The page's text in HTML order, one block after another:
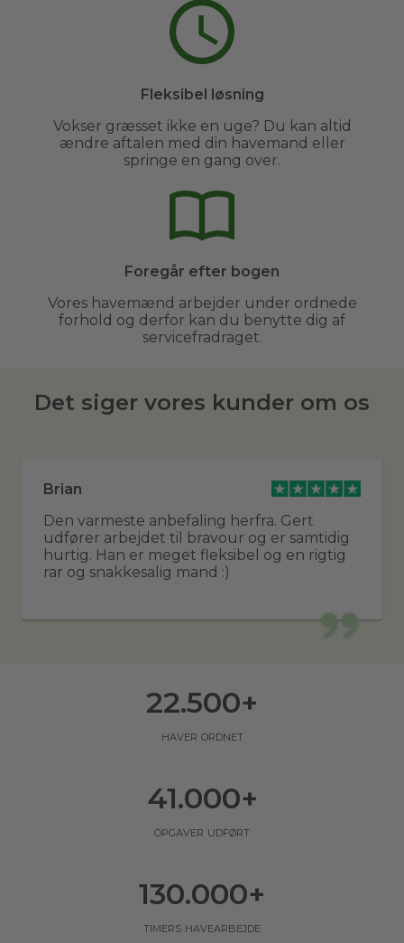
Fleksibel løsning
Vokser græsset ikke en uge? Du kan altid
ændre aftalen med din havemand eller
springe en gang over.
Foregår efter bogen
Vores havemænd arbejder under ordnede
forhold og derfor kan du benytte dig af
servicefradraget.
Det siger vores kunder om os
Brian
Den varmeste anbefaling herfra. Gert
udfører arbejdet til bravour og er samtidig
hurtig. Han er meget fleksibel og en rigtig
rar og snakkesalig mand :)
haver ordnet
22.500+
opgaver udført
41.000+
timers havearbejde
130.000+